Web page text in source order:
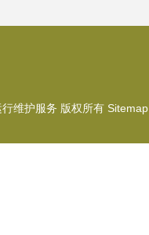
维护服务 版权所有 Sitemap